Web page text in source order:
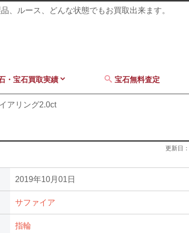
、ルース、どんな状態でもお買取出来ます。
・宝石買取実績 宝石無料査定
アリング2.0ct
更新日：
2019年10月01日
サファイア
指輪